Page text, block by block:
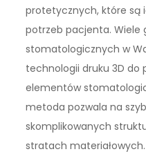
protetycznych, które są
potrzeb pacjenta. Wiele
stomatologicznych w
technologii druku 3D do
elementów
metoda pozwala na
skomplikowanych
stratach materiałowych.